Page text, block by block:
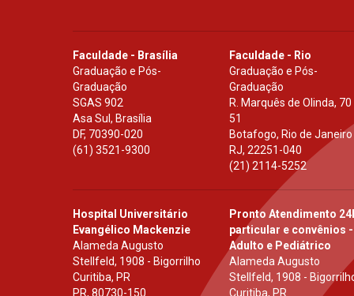
Faculdade - Brasília
Graduação e Pós-
Graduação
SGAS 902
Asa Sul, Brasília
DF, 70390-020
(61) 3521-9300
Faculdade - Rio
Graduação e Pós-
Graduação
R. Marquês de Olinda, 70
51
Botafogo, Rio de Janeiro
RJ,22251-040
(21) 2114-5252
Hospital Universitário
Evangélico Mackenzie
Alameda Augusto
Stellfeld, 1908 - Bigorrilho
Curitiba, PR
PR, 80730-150
Pronto Atendimento
particular e convênios -
Adulto e Pediátrico
Alameda Augusto
Stellfeld, 1908 -
Curitiba, PR